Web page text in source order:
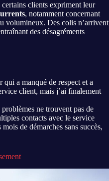
clients expriment leur
, notamment concernant
volumineux. Des colis n’arrivent
des désagréments
a manqué de respect et a
client, mais j’ai finalement
ne trouvent pas de
contacts avec le service
de démarches sans succès,